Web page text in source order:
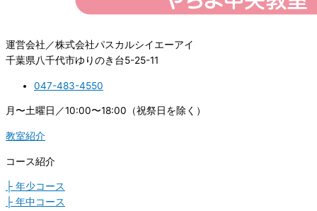
運営会社／株式会社パスカルシイエーアイ
千葉県八千代市ゆりのき台5-25-11
047-483-4550
月〜土曜日／10:00〜18:00（祝祭日を除く）
教室紹介
コース紹介
├ 年少コース
├ 年中コース